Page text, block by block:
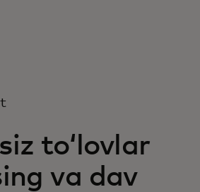
uchun
toʻlovlar
va dav